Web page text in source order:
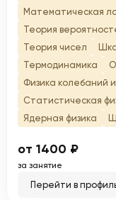
Математическая
Теория
Теория чисел
Термодинамика
Физика колебаний
Статистическая
Ядерная физика
от 1400 ₽
за занятие
Перейти в